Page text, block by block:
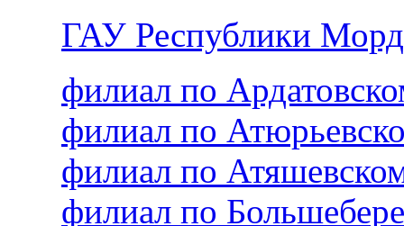
ГАУ Республики
филиал по
филиал по
филиал по
филиал по